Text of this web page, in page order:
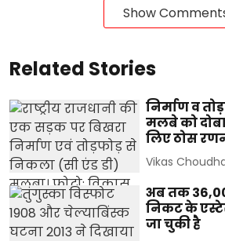
Show
Related Stories
निर्माण व
मलबे को
लिए ठोस
Vikas
अब तक
निकट के
जा चुकी है